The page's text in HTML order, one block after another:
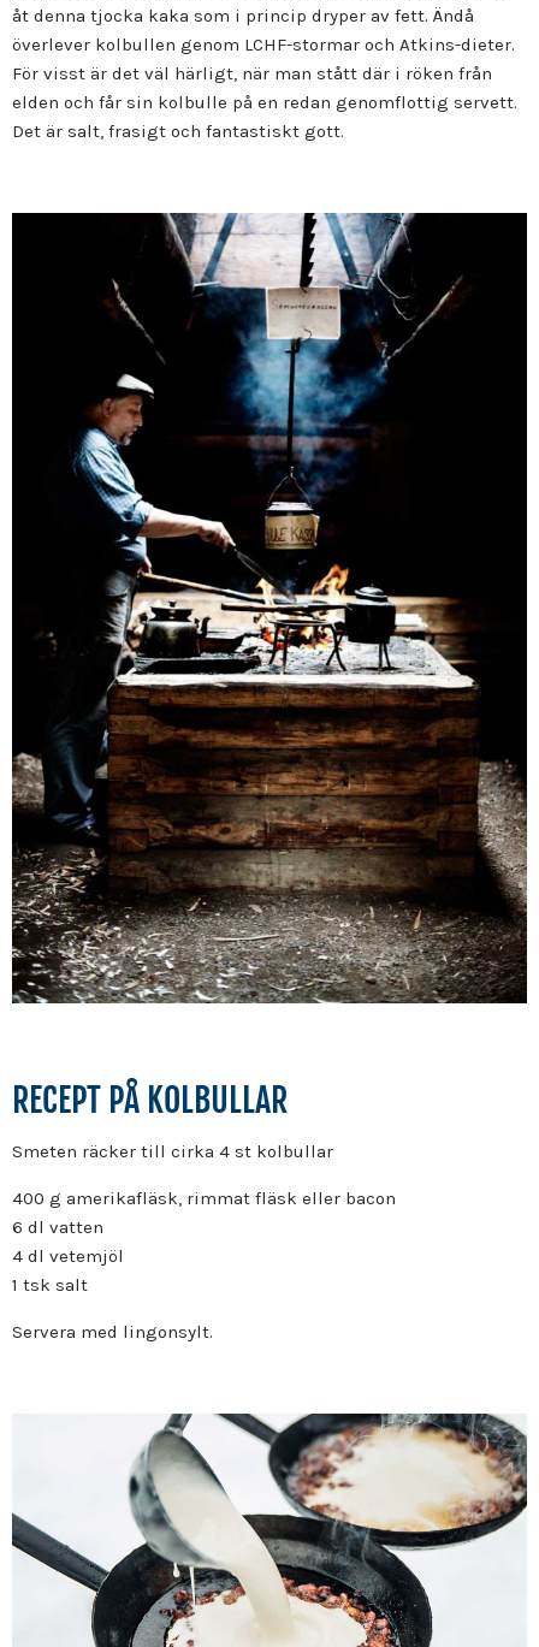
åt denna tjocka kaka som i princip dryper av fett. Ändå
överlever kolbullen genom LCHF-stormar och Atkins-dieter.
För visst är det väl härligt, när man stått där i röken från
elden och får sin kolbulle på en redan genomflottig servett.
Det är salt, frasigt och fantastiskt gott.
RECEPT PÅ KOLBULLAR
Smeten räcker till cirka 4 st kolbullar
400 g amerikafläsk, rimmat fläsk eller bacon
6 dl vatten
4 dl vetemjöl
1 tsk salt
Servera med lingonsylt.